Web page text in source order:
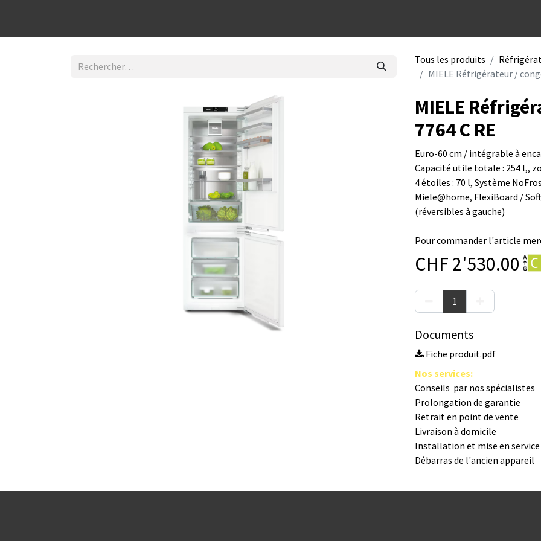
Tous les produits
MIELE Réfrigérateur /
MIELE
7764 C RE
Euro-60 cm / intégrable à
Capacité utile totale : 254 l,,
4 étoiles : 70 l, Système
Miele@home, FlexiBoard /
(réversibles à gauche)
Pour commander l'article
CHF 2'530.00
Documents
Fiche produit.pdf
Nos s​ervices:
Conseils par nos spé​cialistes
Prolongation de garantie
Retrait en point de vente
Livraison à domicile
Installation et mise en
Débarras de l'ancien appareil